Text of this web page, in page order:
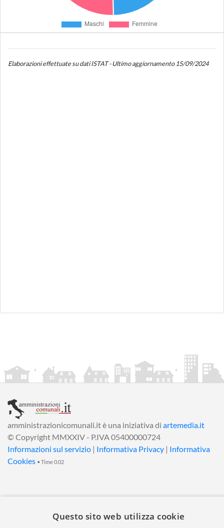
Elaborazioni effettuate su dati ISTAT - Ultimo aggiornamento 15/09/2024
amministrazionicomunali.it è una iniziativa di artemedia.it
© Copyright MMXXIV - P.IVA 05400000724
Informazioni sul servizio | Informativa Privacy | Informativa
Cookies • Time 0.02
Questo sito web utilizza cookie